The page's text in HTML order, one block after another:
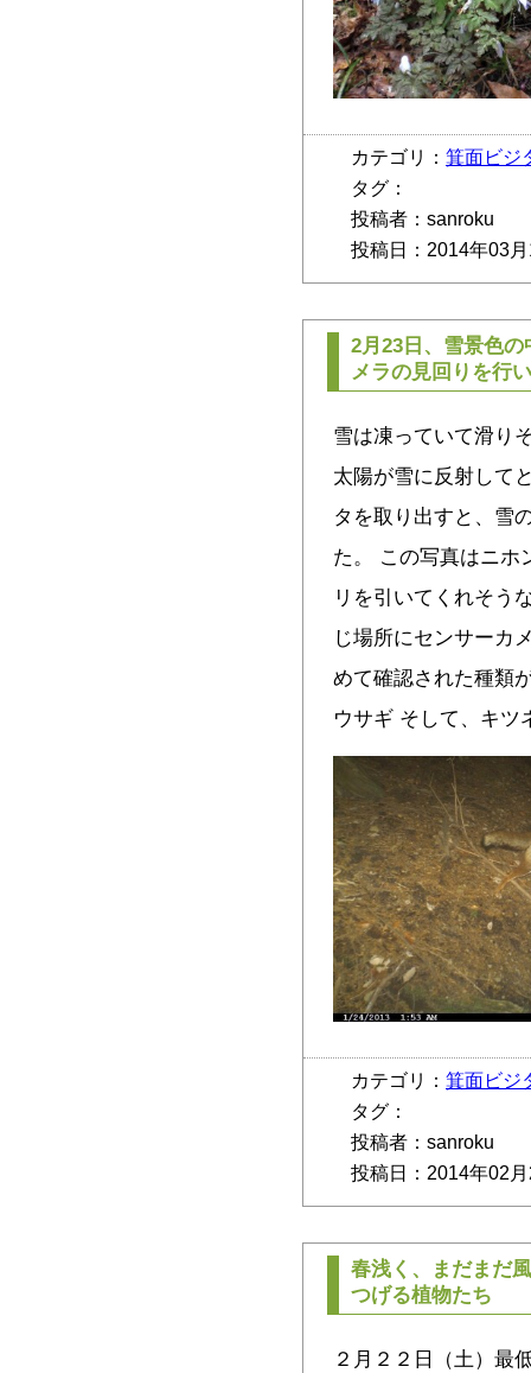
カテゴリ： 箕面ビジ
タグ：
投稿者：sanroku
投稿日：2014年03
2月23日、雪景色
メラの見回りを行
雪は凍っていて滑り
太陽が雪に反射して
タを取り出すと、雪
た。 この写真はニホ
リを引いてくれそう
じ場所にセンサーカ
めて確認された種類
ウサギ そして、キツ
カテゴリ： 箕面ビジ
タグ：
投稿者：sanroku
投稿日：2014年02
春浅く、まだまだ
つげる植物たち
２月２２日（土）